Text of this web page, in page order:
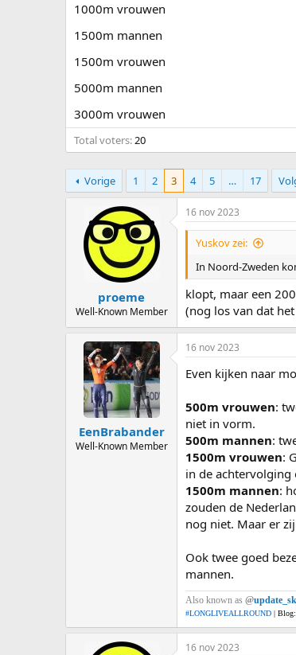
e
1000m vrouwen
1500m mannen
1500m vrouwen
5000m mannen
3000m vrouwen
Total voters 20
Vorige 1 2 3 4 5 … 17
proeme
Well-Known Member
16 nov 2023
Yuskov zei:
In Noord-Zweden
klopt, maar een
(nog los van dat
EenBrabander
Well-Known Member
16 nov 2023
Even kijken naar
500m vrouwen:
niet in vorm.
500m mannen:
1500m vrouwen:
in de achtervolging
1500m mannen:
zouden de
nog niet. Maar er
Ook twee goed
mannen.
Also known as @
#LONGLIVEALLROUND | Blog:
16 nov 2023